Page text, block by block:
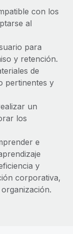
Tardas
con los
al
para
y retención.
de
pertinentes y
un
los
e
y
corporativa,